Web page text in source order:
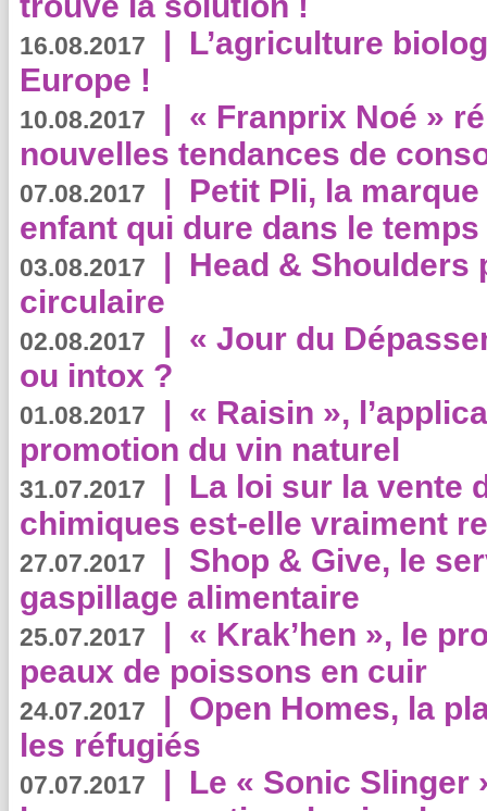
16.08.2017 | L’agriculture
Europe !
10.08.2017 | « Franprix Noé »
nouvelles tendances de
07.08.2017 | Petit Pli, la
enfant qui dure dans le temps
03.08.2017 | Head & Shoulders
circulaire
02.08.2017 | « Jour du
ou intox ?
01.08.2017 | « Raisin »,
promotion du vin naturel
31.07.2017 | La loi sur la vente
chimiques est-elle vraiment
27.07.2017 | Shop & Give, le
gaspillage alimentaire
25.07.2017 | « Krak’hen », le
peaux de poissons en cuir
24.07.2017 | Open Homes, la
les réfugiés
07.07.2017 | Le « Sonic Slinger